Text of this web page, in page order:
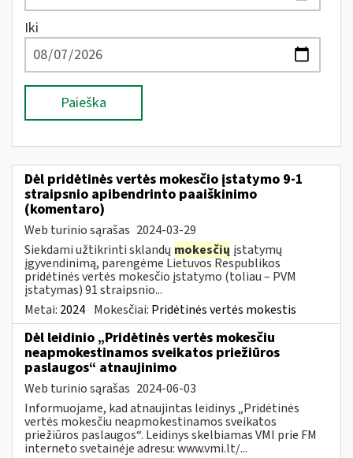
Iki
Paieška
Dėl pridėtinės vertės mokesčio įstatymo 9-1
straipsnio apibendrinto paaiškinimo
(komentaro)
Web turinio sąrašas 2024-03-29
Siekdami užtikrinti sklandų mokesčių įstatymų
įgyvendinimą, parengėme Lietuvos Respublikos
pridėtinės vertės mokesčio įstatymo (toliau – PVM
įstatymas) 91 straipsnio...
Metai: 2024 Mokesčiai: Pridėtinės vertės mokestis
Dėl leidinio „Pridėtinės vertės mokesčiu
neapmokestinamos sveikatos priežiūros
paslaugos“ atnaujinimo
Web turinio sąrašas 2024-06-03
Informuojame, kad atnaujintas leidinys „Pridėtinės
vertės mokesčiu neapmokestinamos sveikatos
priežiūros paslaugos“. Leidinys skelbiamas VMI prie FM
interneto svetainėje adresu: www.vmi.lt/...